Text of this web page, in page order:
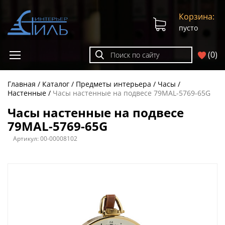
(0)
Корзина:
пусто
Главная Каталог Предметы интерьера
Часы
Настенные
Часы настенные на подвесе 79MAL-5769-65G
Часы настенные на подвесе
79MAL-5769-65G
Артикул:00-00008102